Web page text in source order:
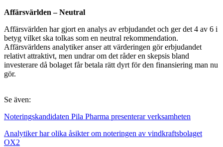
Affärsvärlden – Neutral
Affärsvärlden har gjort en analys av erbjudandet och ger det 4 av 6 i
betyg vilket ska tolkas som en neutral rekommendation.
Affärsvärldens analytiker anser att värderingen gör erbjudandet
relativt attraktivt, men undrar om det råder en skepsis bland
investerare då bolaget får betala rätt dyrt för den finansiering man nu
gör.
Se även:
Noteringskandidaten Pila Pharma presenterar verksamheten
Analytiker har olika åsikter om noteringen av vindkraftsbolaget
OX2